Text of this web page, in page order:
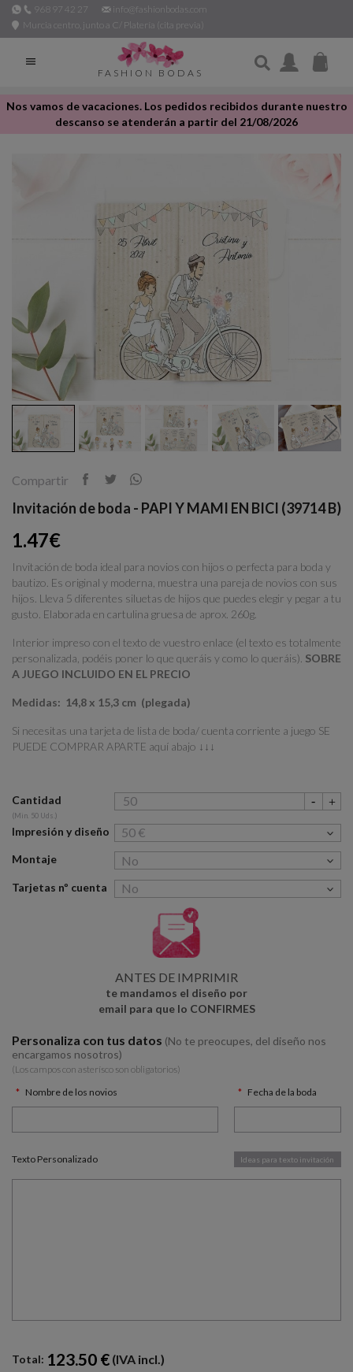
968 97 42 27
info@fashionbodas.com
Murcia centro, junto a C/ Platería (cita previa)

FASHION BODAS
Nos vamos de vacaciones. Los pedidos recibidos durante nuestro
descanso se atenderán a partir del 21/08/2026
Compartir
Invitación de boda - PAPI Y MAMI EN BICI (39714 B)
1.47€
Invitación de boda ideal para novios con hijos o perfecta para boda y
bautizo. Es original y moderna, muestra una pareja de novios con sus
hijos. Lleva 5 diferentes siluetas de hijos que puedes elegir y pegar a tu
gusto. Elaborada en cartulina gruesa de aprox. 260g.
Interior impreso con el texto de vuestro enlace (el texto es totalmente
personalizada, podéis poner lo que queráis y como lo queráis). SOBRE
A JUEGO INCLUIDO EN EL PRECIO
Medidas: 14,8 x 15,3 cm (plegada)
Si necesitas una tarjeta de lista de boda/ cuenta corriente a juego SE
PUEDE COMPRAR APARTE aquí abajo ↓↓↓
Cantidad
(Min. 50 Uds.)
Impresión y diseño
Montaje
Tarjetas nº cuenta
ANTES DE IMPRIMIR
te mandamos el diseño por
email para que lo CONFIRMES
Personaliza con tus datos (No te preocupes, del diseño nos
encargamos nosotros)
(Los campos con asterísco son obligatorios)
Nombre de los novios
Fecha de la boda
Texto Personalizado Ideas para texto invitación
Total: 123.50 € (IVA incl.)